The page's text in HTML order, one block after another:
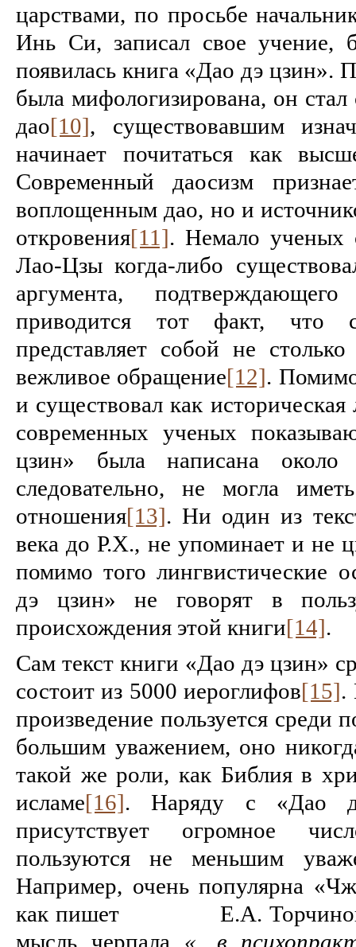
царствами, по просьбе
Инь Си, записал свое учение,
появилась книга «Дао дэ цзин».
была мифологизирована, он
дао[10], существовавшим
начинает почитаться как
Современный даосизм
воплощенным дао, но и
откровения[11]. Немало ученых
Лао-Цзы когда-либо
аргумента,
приводится тот факт, что
представляет собой не
вежливое обращение[12].
и существовал как историческая
современных ученых
цзин» была написана
следовательно, не могла
отношения[13]. Ни один из
века до Р.Х., не упоминает и не
помимо того лингвистические
дэ цзин» не говорят в
происхождения этой книги[14].
Сам текст книги «Дао дэ цзин»
состоит из 5000 иероглифов[15].
произведение пользуется среди
большим уважением, оно
такой же роли, как Библия в
исламе[16]. Наряду с «Дао
присутствует огромное
пользуются не меньшим
Например, очень популярна
как пишет Е.А. Торчинов,
мысль черпала «…в